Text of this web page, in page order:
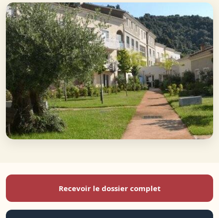
Recevoir le dossier complet